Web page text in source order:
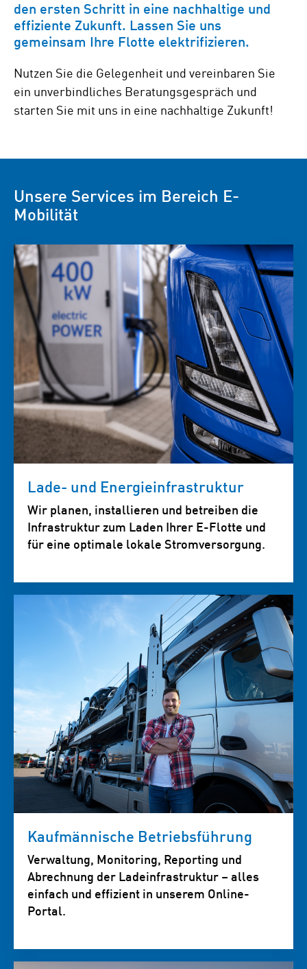
den ersten Schritt in eine nachhaltige und
effiziente Zukunft. Lassen Sie uns
gemeinsam Ihre Flotte elektrifizieren.
Nutzen Sie die Gelegenheit und vereinbaren Sie
ein unverbindliches Beratungsgespräch und
starten Sie mit uns in eine nachhaltige Zukunft!
Unsere Services im Bereich E-
Mobilität
Lade- und Energieinfrastruktur
Wir planen, installieren und betreiben die
Infrastruktur zum Laden Ihrer E-Flotte und
für eine optimale lokale Stromversorgung.
Kaufmännische Betriebsführung
Verwaltung, Monitoring, Reporting und
Abrechnung der Ladeinfrastruktur – alles
einfach und effizient in unserem Online-
Portal.